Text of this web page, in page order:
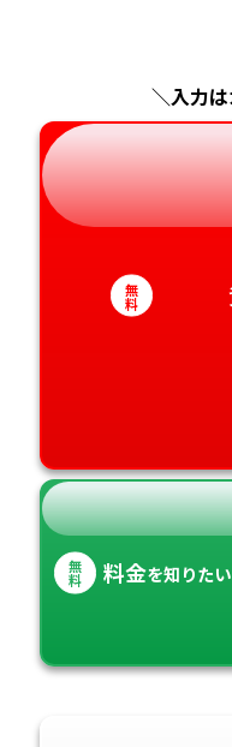
＼入力
無
料
無
料 料金を知りたい